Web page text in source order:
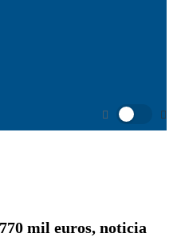
mil euros, noticia